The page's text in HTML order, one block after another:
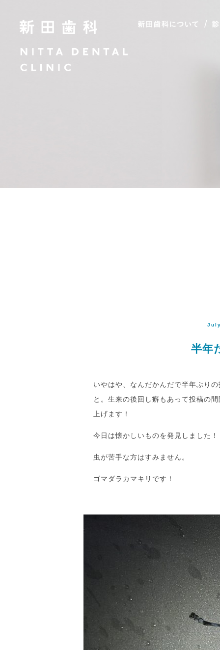
半年
いやはや、なんだかんだで半年ぶり
と。生来の後回し癖もあって投稿の
上げます！
今日は懐かしいものを発見しました！
虫が苦手な方はすみません。
ゴマダラカマキリです！